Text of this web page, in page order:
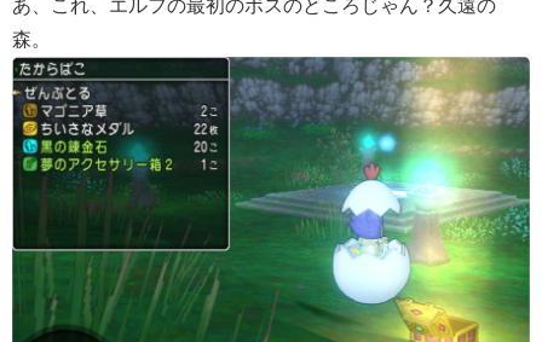
あ、これ、エルフの最初のボスのところじゃん？久遠の
森。